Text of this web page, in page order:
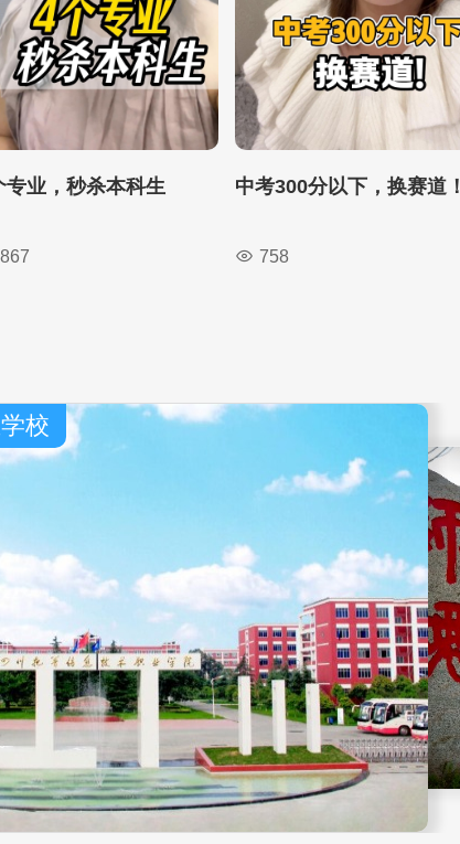
专业，秒杀本科生
867
中考300分以下，换赛道！
758